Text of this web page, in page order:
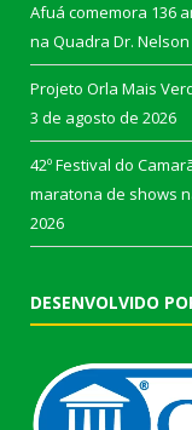
Afuá comemora 136
na Quadra Dr.
Projeto Orla Mais
3 de agosto de 2026
42º Festival do
maratona de shows
2026
DESENVOLVIDO